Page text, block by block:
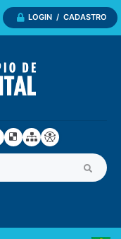
LOGIN / CADASTRO